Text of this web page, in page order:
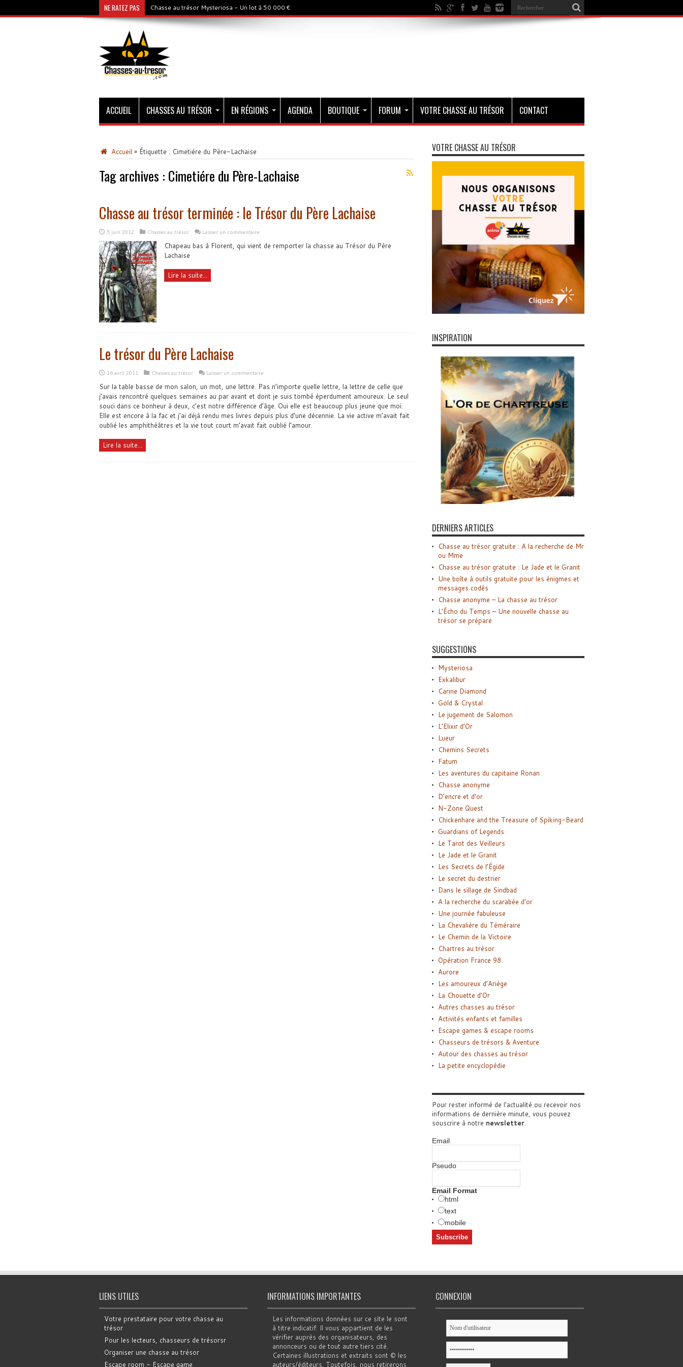
NE RATEZ PAS Chasse au trésor Mysteriosa - Un lot à 50 000 €
ACCUEIL CHASSES AU TRÉSOR EN RÉGIONS AGENDA BOUTIQUE FORUM VOTRE CHASSE AU TRÉSOR CONTACT
Accueil » Étiquette : Cimetiére du Père-Lachaise
Tag archives : Cimetiére du Père-Lachaise
Chasse au trésor terminée : le Trésor du Père Lachaise
5 juin 2012 Chasses au trésor Laisser un commentaire
Chapeau bas à Florent, qui vient de remporter la chasse au Trésor du Père
Lachaise
Lire la suite...
Le trésor du Père Lachaise
16 avril 2011 Chasses au trésor Laisser un commentaire
Sur la table basse de mon salon, un mot, une lettre. Pas n’importe quelle lettre, la lettre de celle que
j’avais rencontré quelques semaines au par avant et dont je suis tombé éperdument amoureux. Le seul
souci dans ce bonheur à deux, c’est notre différence d’âge. Oui elle est beaucoup plus jeune que moi.
Elle est encore à la fac et j’ai déjà rendu mes livres depuis plus d’une décennie. La vie active m’avait fait
oublié les amphithéâtres et la vie tout court m’avait fait oublié l’amour.
Lire la suite...
VOTRE CHASSE AU TRÉSOR
INSPIRATION
DERNIERS ARTICLES
Chasse au trésor gratuite : A la recherche de Mr
ou Mme
Chasse au trésor gratuite : Le Jade et le Granit
Une boîte à outils gratuite pour les énigmes et
messages codés
Chasse anonyme – La chasse au trésor
L’Écho du Temps – Une nouvelle chasse au
trésor se prépare
SUGGESTIONS
Mysteriosa
Exkalibur
Carine Diamond
Gold & Crystal
Le jugement de Salomon
L’Elixir d’Or
Lueur
Chemins Secrets
Fatum
Les aventures du capitaine Ronan
Chasse anonyme
D’encre et d’or
N-Zone Quest
Chickenhare and the Treasure of Spiking-Beard
Guardians of Legends
Le Tarot des Veilleurs
Le Jade et le Granit
Les Secrets de l’Égide
Le secret du destrier
Dans le sillage de Sindbad
A la recherche du scarabée d’or
Une journée fabuleuse
La Chevalière du Téméraire
Le Chemin de la Victoire
Chartres au trésor
Opération France 98
Aurore
Les amoureux d’Ariège
La Chouette d’Or
Autres chasses au trésor
Activités enfants et familles
Escape games & escape rooms
Chasseurs de trésors & Aventure
Autour des chasses au trésor
La petite encyclopédie
Pour rester informé de l'actualité ou recevoir nos
informations de dernière minute, vous pouvez
souscrire à notre newsletter.
Email
Pseudo
Email Format
html
text
mobile
LIENS UTILES
Votre prestataire pour votre chasse au
trésor
Pour les lecteurs, chasseurs de trésorsr
Organiser une chasse au trésor
Escape room - Escape game
INFORMATIONS IMPORTANTES
Les informations données sur ce site le sont
à titre indicatif. Il vous appartient de les
vérifier auprès des organisateurs, des
annonceurs ou de tout autre tiers cité.
Certaines illustrations et extraits sont © les
auteurs/éditeurs. Toutefois, nous retirerons
CONNEXION